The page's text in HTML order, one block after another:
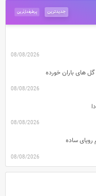
پرطرفدارترین جدیدترین
08/08/2026
گل های باران خورده
08/08/2026
08/08/2026
رویای ساده
08/08/2026